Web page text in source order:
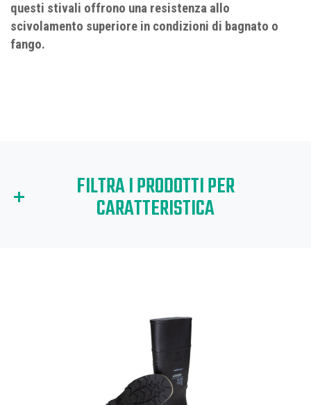
questi stivali offrono una resistenza allo
scivolamento superiore in condizioni di bagnato o
fango.
FILTRA I PRODOTTI PER
CARATTERISTICA